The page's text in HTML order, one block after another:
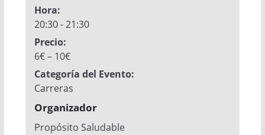
Hora:
20:30 - 21:30
Precio:
6€ – 10€
Categoría del Evento:
Carreras
Organizador
Propósito Saludable